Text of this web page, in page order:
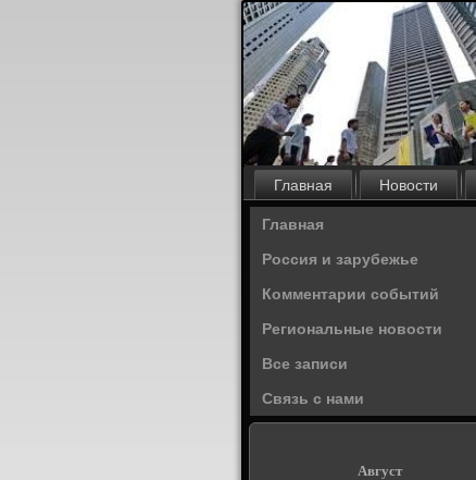
Главная Новости
Главная
Россия и зарубежье
Комментарии событий
Региональные новости
Все записи
Связь с нами
Август